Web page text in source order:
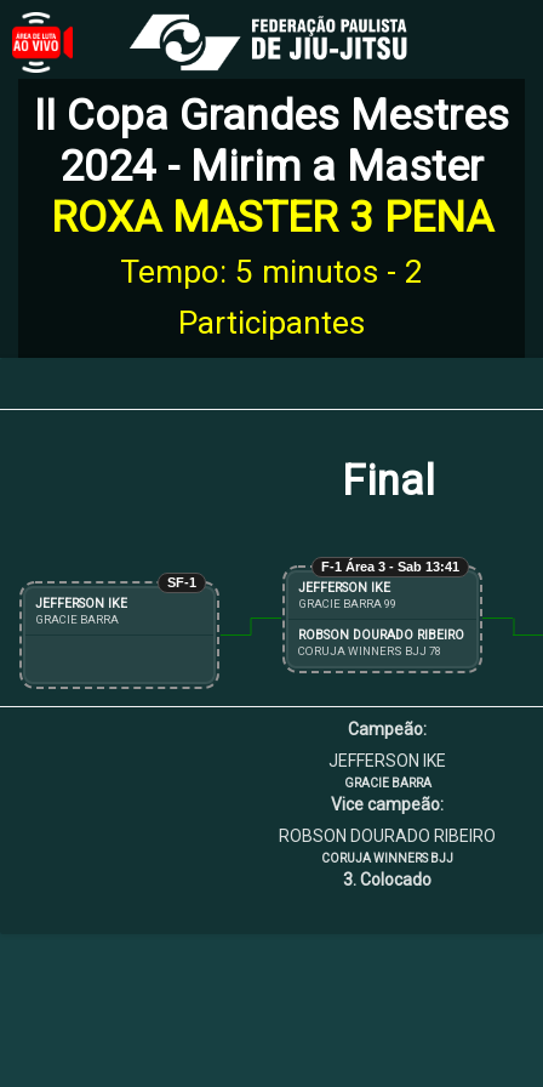
II Copa Grandes Mestres
2024 - Mirim a Master
ROXA MASTER 3 PENA
Tempo: 5 minutos - 2
Participantes
Final
SF-1
JEFFERSON IKE
GRACIE BARRA
F-1 Área 3 - Sab 13:41
JEFFERSON IKE
GRACIE BARRA 99
ROBSON DOURADO RIBEIRO
CORUJA WINNERS BJJ 78
Campeão:
JEFFERSON IKE
GRACIE BARRA
Vice campeão:
ROBSON DOURADO RIBEIRO
CORUJA WINNERS BJJ
3. Colocado